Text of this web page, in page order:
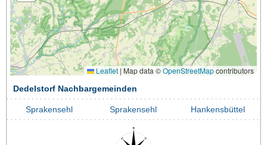
Leaflet | Map data ©OpenStreetMapcontributors
Dedelstorf Nachbargemeinden
Sprakensehl Sprakensehl Hankensbüttel